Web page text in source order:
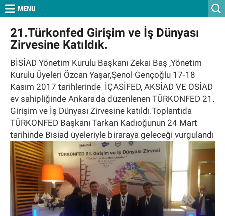
ANASAYFA
HABERLER
ETKİNLİKLERİMİZ
BİSİAD AKADEMİA
S.S.S
İLETİŞİM ve ÖNERİ
Geri
MENU
21.Türkonfed Girişim ve İş Dünyası
Zirvesine Katıldık.
BİSİAD Yönetim Kurulu Başkanı Zekai Baş ,Yönetim
Kurulu Üyeleri Özcan Yaşar,Şenol Gençoğlu 17-18
Kasım 2017 tarihlerinde İÇASİFED, AKSİAD VE OSİAD
ev sahipliğinde Ankara'da düzenlenen TÜRKONFED 21.
Girişim ve İş Dünyası Zirvesine katıldı.Toplantıda
TÜRKONFED Başkanı Tarkan Kadıoğunun 24 Mart
tarihinde Bisiad üyeleriyle biraraya geleceği vurgulandı